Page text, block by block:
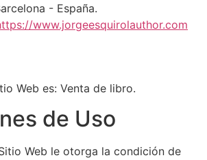
- España.
www.jorgeesquirolauthor.com
Web es: Venta de libro.
de Uso
Web le otorga la condición de